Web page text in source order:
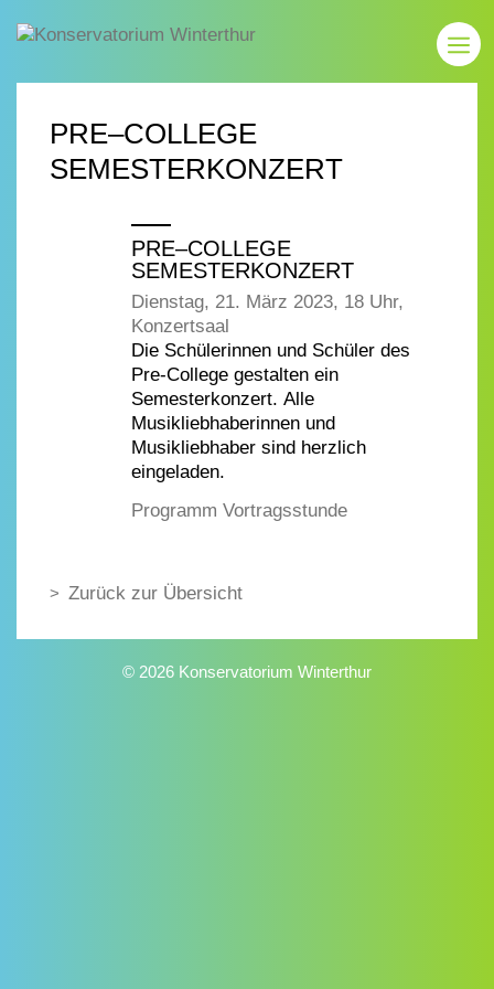
PRE–COLLEGE
SEMESTERKONZERT
PRE–COLLEGE
SEMESTERKONZERT
Dienstag, 21. März 2023, 18 Uhr,
Konzertsaal
Die Schülerinnen und Schüler des
Pre-College gestalten ein
Semesterkonzert. Alle
Musikliebhaberinnen und
Musikliebhaber sind herzlich
eingeladen.
Programm Vortragsstunde
Zurück zur Übersicht
© 2026 Konservatorium Winterthur